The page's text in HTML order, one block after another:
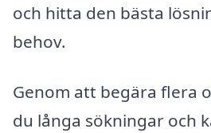
och hitta den bästa
behov.
Genom att begära flera
du långa sökningar och